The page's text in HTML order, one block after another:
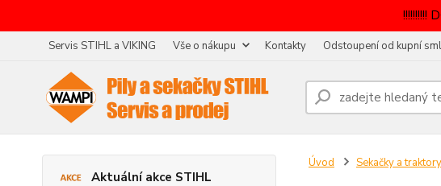
!!!!!!!!!!
Servis STIHL a VIKING Vše o nákupu Kontakty Odstoupení od kupní
Aktuální akce STIHL
Úvod Sekačky a traktory